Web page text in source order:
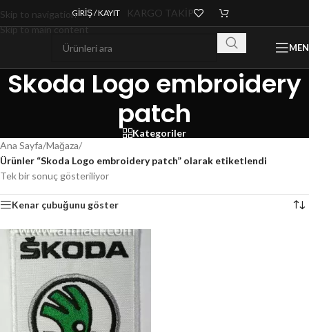
Skip to navigation
Skip to main content
GIRIŞ / KAYIT KARGO TAKİP
Skoda Logo embroidery
patch
Kategoriler
Ana Sayfa/Mağaza/
Ürünler “Skoda Logo embroidery patch” olarak etiketlendi
Tek bir sonuç gösteriliyor
Kenar çubuğunu göster